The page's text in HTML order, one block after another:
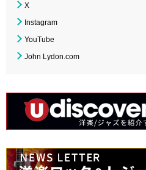
X
Instagram
YouTube
John Lydon.com